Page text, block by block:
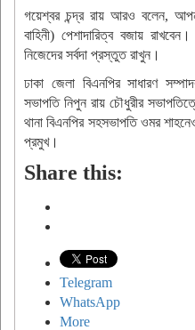
গয়েশ্বর চন্দ্র রায় আরও বলেন,
বাহিনী) পেশাদারিত্ব বজায়
নিজেদের সর্বদা প্রস্তুত রাখুন।
ঢাকা জেলা বিএনপির সাধারণ
সভাপতি নিপুন রায় চৌধুরীর
থানা বিএনপির সহসভাপতি ওমর
প্রমুখ।
Share this:
Telegram
WhatsApp
More